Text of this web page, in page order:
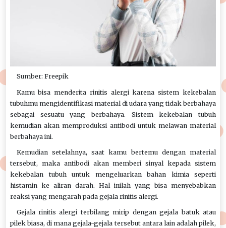
Sumber: Freepik
Kamu bisa menderita rinitis alergi karena sistem kekebalan
tubuhmu mengidentifikasi material di udara yang tidak berbahaya
sebagai sesuatu yang berbahaya. Sistem kekebalan tubuh
kemudian akan memproduksi antibodi untuk melawan material
berbahaya ini.
Kemudian setelahnya, saat kamu bertemu dengan material
tersebut, maka antibodi akan memberi sinyal kepada sistem
kekebalan tubuh untuk mengeluarkan bahan kimia seperti
histamin ke aliran darah. Hal inilah yang bisa menyebabkan
reaksi yang mengarah pada gejala rinitis alergi.
Gejala rinitis alergi terbilang mirip dengan gejala batuk atau
pilek biasa, di mana gejala-gejala tersebut antara lain adalah pilek,